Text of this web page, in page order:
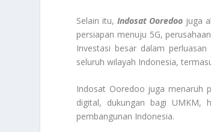
Selain itu, Indosat Ooredoo juga
persiapan menuju 5G,
Investasi besar dalam
seluruh wilayah Indonesia,
Indosat Ooredoo juga menaruh
digital, dukungan bagi UMKM,
pembangunan Indonesia.